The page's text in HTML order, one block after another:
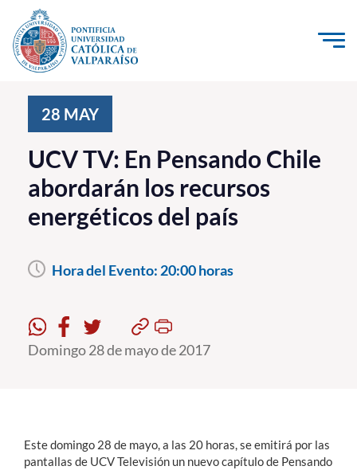
Click acá para ir directamente al contenido
Investigación, Creación e Innovación
PUCV Internacional
Vinculación con el Medio
Postgrado
Formación Continua
Funcionarios
28 MAY
UCV TV: En Pensando Chile
abordarán los recursos
energéticos del país
Hora del Evento: 20:00 horas
Domingo 28 de mayo de 2017
Este domingo 28 de mayo, a las 20 horas, se emitirá por las
pantallas de UCV Televisión un nuevo capítulo de Pensando